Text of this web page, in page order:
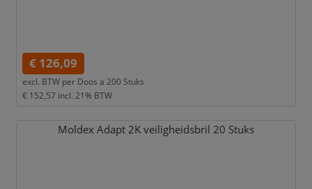
€ 126,09
excl. BTW per Doos a 200 Stuks
€ 152,57 incl. 21% BTW
Moldex Adapt 2K veiligheidsbril 20 Stuks